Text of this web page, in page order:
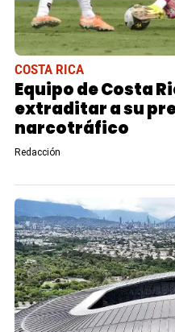
COSTA RICA
Equipo de Costa
extraditar a su
narcotráfico
Redacción